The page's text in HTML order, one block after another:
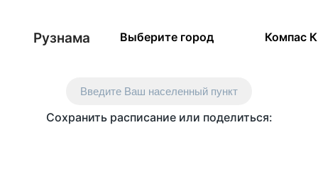
Рузнама Выберите город Компас
Введите Ваш населенный пункт
Сохранить расписание или поделиться: